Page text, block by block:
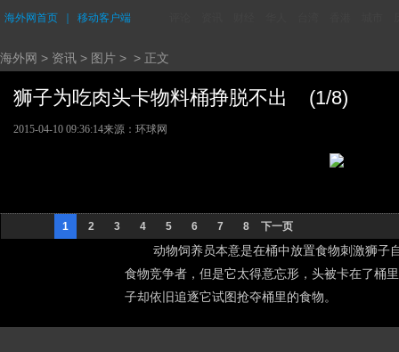
海外网首页 移动客户端
海外网 > 资讯 > 图片 > > 正文
狮子为吃肉头卡物料桶挣脱不出 (1/8)
2015-04-10 09:36:14来源：环球网
1 2 3 4 5 6 7 8 下一页
动物饲养员本意是在桶中放置食物刺激狮子自
食物竞争者，但是它太得意忘形，头被卡在了桶
子却依旧追逐它试图抢夺桶里的食物。